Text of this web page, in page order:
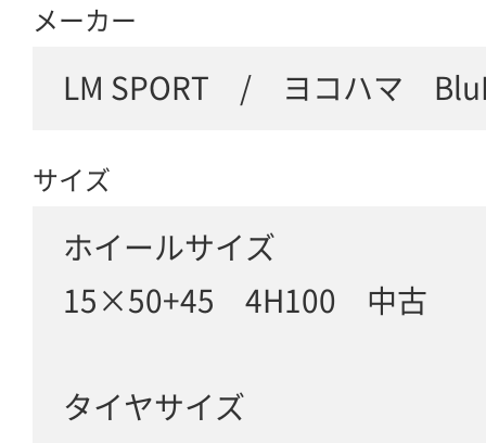
メーカー
LM SPORT / ヨコハマ
サイズ
ホイールサイズ
15×50+45 4H100 中古
タイヤサイズ